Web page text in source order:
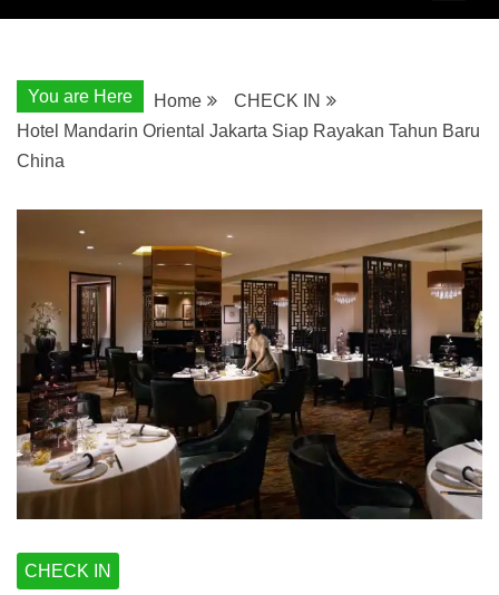
You are Here Home
CHECK IN
Hotel Mandarin Oriental Jakarta Siap Rayakan Tahun Baru
China
CHECK IN